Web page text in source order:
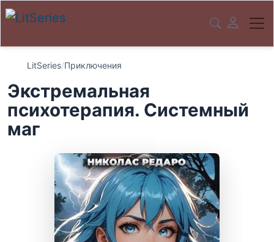
LitSeries/Приключения
Экстремальная
психотерапия. Системный
маг